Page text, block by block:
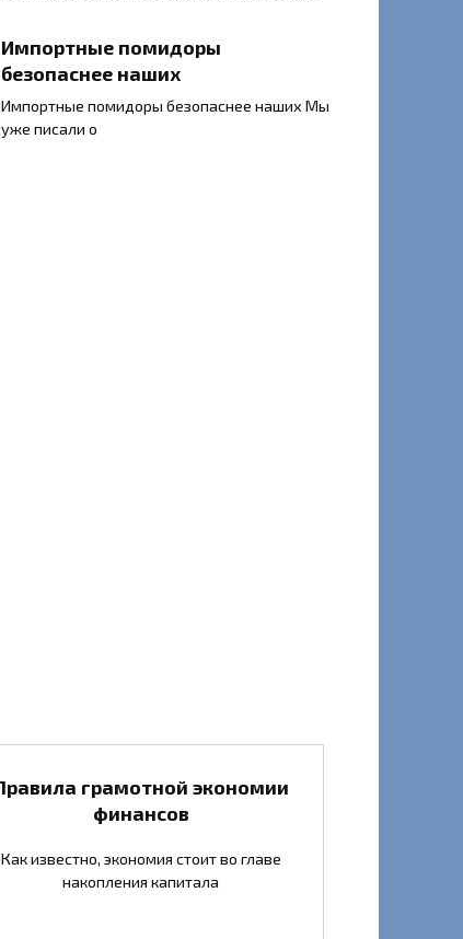
Импортные помидоры
безопаснее наших
Импортные помидоры безопаснее наших Мы
уже писали о
грамотной экономии
финансов
Как известно, экономия стоит во главе
накопления капитала